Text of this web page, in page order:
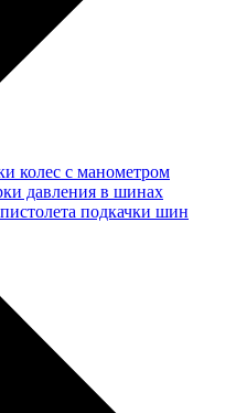
колес с манометром
давления в шинах
подкачки шин